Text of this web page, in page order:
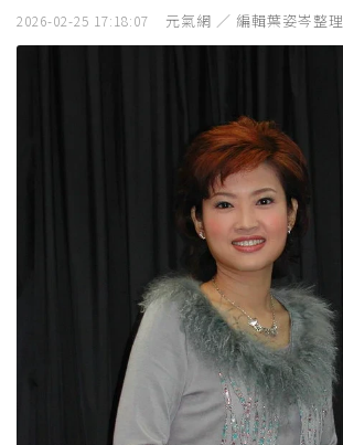
2026-02-25 17:18:07 元氣網 ／ 編輯葉姿岑整理